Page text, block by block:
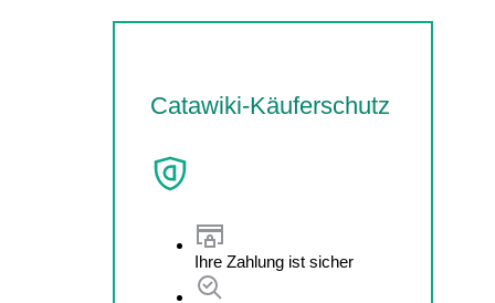
Catawiki-Käuferschutz
Ihre Zahlung ist sicher